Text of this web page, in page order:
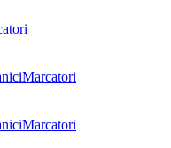
Marcatori
Marcatori